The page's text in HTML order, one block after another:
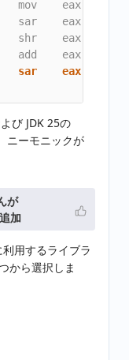
mov    eax,edx
sar    eax,0x1f
shr    eax,0x1d
sar    eax,0x3
び JDK 25の
ニーモニックが
が
加
用するライブラ
から選択しま